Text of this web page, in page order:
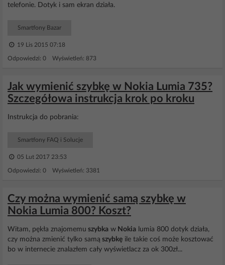
telefonie. Dotyk i sam ekran działa.
Smartfony Bazar
19 Lis 2015 07:18
Odpowiedzi: 0 Wyświetleń: 873
Jak wymienić szybkę w Nokia Lumia 735?
Szczegółowa instrukcja krok po kroku
Instrukcja do pobrania:
Smartfony FAQ i Solucje
05 Lut 2017 23:53
Odpowiedzi: 0 Wyświetleń: 3381
Czy można wymienić samą szybkę w
Nokia Lumia 800? Koszt?
Witam, pękła znajomemu szybka w Nokia lumia 800 dotyk działa,
czy można zmienić tylko samą szybkę ile takie coś może kosztować
bo w internecie znalazłem cały wyświetlacz za ok 300zł...